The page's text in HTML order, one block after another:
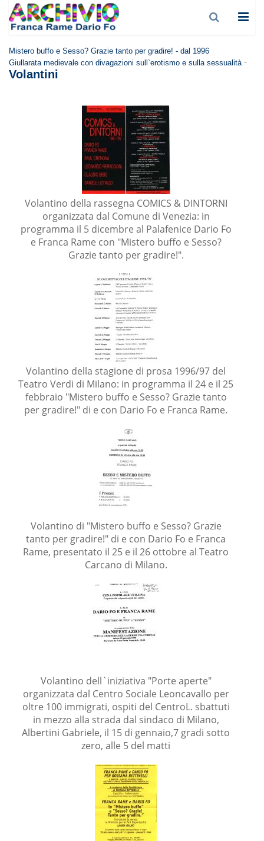
Mistero buffo e Sesso? Grazie tanto per gradire! - dal 1996
Giullarata medievale con divagazioni sull`erotismo e sulla sessualità-
Volantini
Volantino della rassegna COMICS & DINTORNI
organizzata dal Comune di Venezia: in
programma il 5 dicembre al Palafenice Dario Fo
e Franca Rame con "Mistero buffo e Sesso?
Grazie tanto per gradire!".
Volantino della stagione di prosa 1996/97 del
Teatro Verdi di Milano: in programma il 24 e il 25
febbraio "Mistero buffo e Sesso? Grazie tanto
per gradire!" di e con Dario Fo e Franca Rame.
Volantino di "Mistero buffo e Sesso? Grazie
tanto per gradire!" di e con Dario Fo e Franca
Rame, presentato il 25 e il 26 ottobre al Teatro
Carcano di Milano.
Volantino dell`iniziativa "Porte aperte"
organizzata dal Centro Sociale Leoncavallo per
oltre 100 immigrati, ospiti del CentroL. sbattuti
in mezzo alla strada dal sindaco di Milano,
Albertini Gabriele, il 15 di gennaio,7 gradi sotto
zero, alle 5 del matti